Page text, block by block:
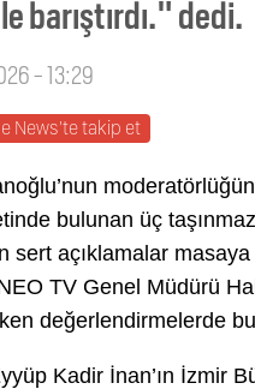
barıştırdı." dedi.
- 13:29
News'te takip et
bulunan üç
açıklamalar masaya
TV Genel Müdürü
değerlendirmelerde
Kadir İnan’ın İzmir